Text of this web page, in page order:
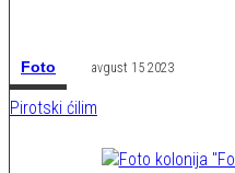
Foto avgust 15 2023
Pirotski ćilim